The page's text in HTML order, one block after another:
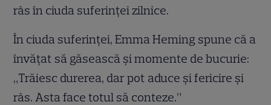
râs în ciuda suferinței zilnice.
În ciuda suferinței, Emma Heming spune că a
învățat să găsească și momente de bucurie:
„Trăiesc durerea, dar pot aduce și fericire și
râs. Asta face totul să conteze.”